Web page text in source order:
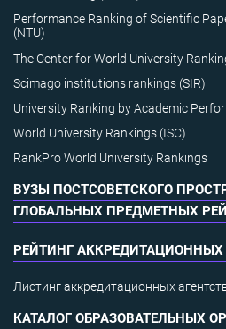
Performance Ranking of Scientific
(NTU)
The Center for World University
Scimago institutions rankings (SIR)
University Ranking by Academic
World University Rankings (ISC)
RankPro World University Rankings
ВУЗЫ ПОСТСОВЕТСКОГО
ГЛОБАЛЬНЫХ ПРЕДМЕТНЫХ
РЕЙТИНГ АККРЕДИТАЦИОННЫХ
Листинг аккредитационных
КАТАЛОГ ОБРАЗОВАТЕЛЬНЫХ